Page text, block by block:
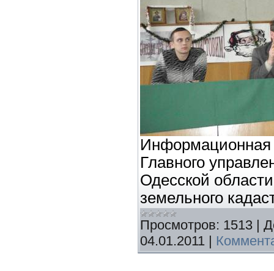
Информационная
Главного
Одесской
земельного
Просмотров: 1513 |
04.01.2011 |